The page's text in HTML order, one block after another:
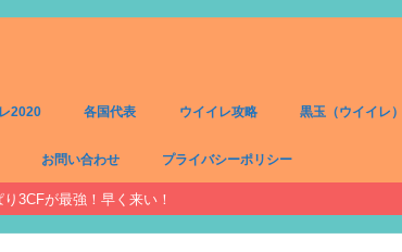
2020 各国代表 ウイイレ攻略 黒玉（ウイイレ）
お問い合わせ プライバシーポリシー
り3CFが最強！早く来い！